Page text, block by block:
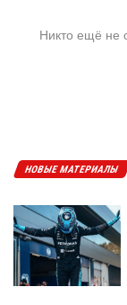
Никто ещё не
НОВЫЕ МАТЕРИАЛЫ